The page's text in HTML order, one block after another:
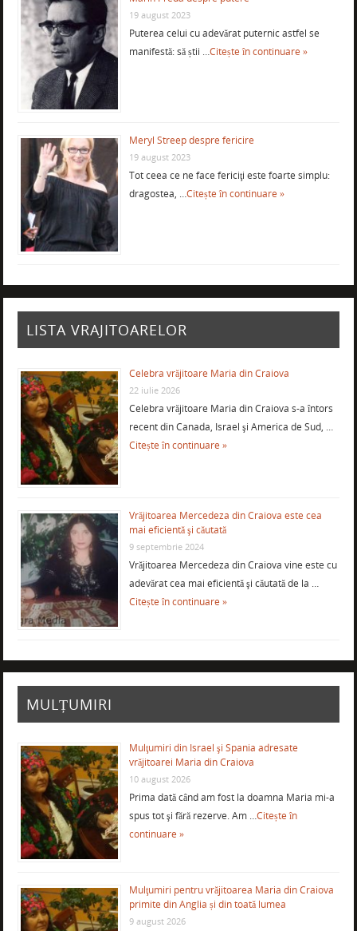
19 august 2023
Puterea celui cu adevărat puternic astfel se
manifestă: să știi …Citește în continuare »
Meryl Streep despre fericire
19 august 2023
Tot ceea ce ne face fericiţi este foarte simplu:
dragostea, …Citește în continuare »
LISTA VRAJITOARELOR
Celebra vrăjitoare Maria din Craiova
22 iulie 2026
Celebra vrăjitoare Maria din Craiova s-a întors
recent din Canada, Israel şi America de Sud, …
Citește în continuare »
Vrăjitoarea Mercedeza din Craiova este cea
mai eficientă şi căutată
9 septembrie 2024
Vrăjitoarea Mercedeza din Craiova vine este cu
adevărat cea mai eficientă şi căutată de la …
Citește în continuare »
MULȚUMIRI
Mulţumiri din Israel şi Spania adresate
vrăjitoarei Maria din Craiova
10 august 2026
Prima dată când am fost la doamna Maria mi-a
spus tot şi fără rezerve. Am …Citește în
continuare »
Mulţumiri pentru vrăjitoarea Maria din Craiova
primite din Anglia și din toată lumea
9 august 2026